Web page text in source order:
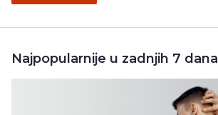
Najpopularnije u zadnjih 7 dana